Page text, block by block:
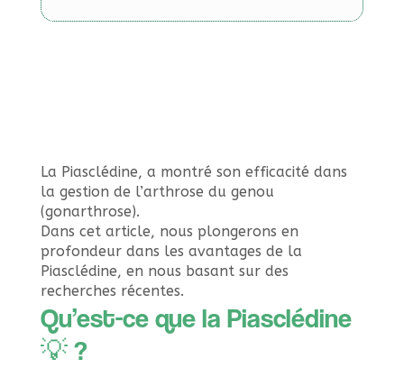
La Piasclédine, a montré son efficacité dans
la gestion de l’arthrose du genou
(gonarthrose).
Dans cet article, nous plongerons en
profondeur dans les avantages de la
Piasclédine, en nous basant sur des
recherches récentes.
Qu’est-ce que la Piasclédine
💡 ?